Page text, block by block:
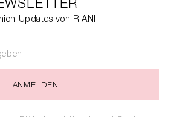
Updates von RIANI.
ANMELDEN